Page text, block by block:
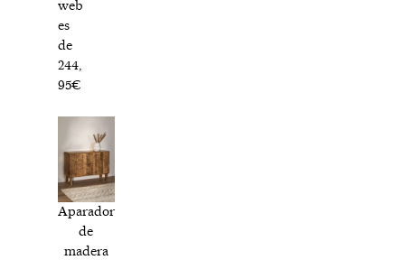
web
es
de
244,
95€
Aparador
de
madera